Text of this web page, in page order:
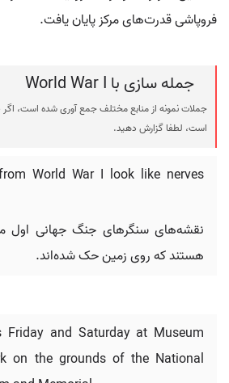
فروپاشی قدرت‌های مرکز پایان یافت.
جمله سازی با World War I
جملات نمونه از منابع مختلف جمع آوری شده است،
است، لطفا گزارش دهید.
World War I look like nerves
نقشه‌های سنگرهای جنگ جهانی اول
هستند که روی زمین حک شده‌اند.
and Saturday at Museum
on the grounds of the National